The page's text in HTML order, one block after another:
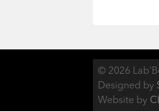
© 2026
Designed by
Website by